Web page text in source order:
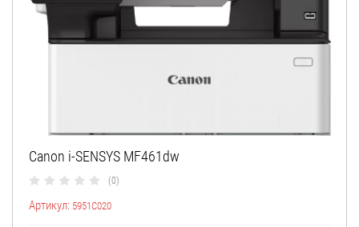
Canon i-SENSYS MF461dw
(0)
Артикул: 5951C020